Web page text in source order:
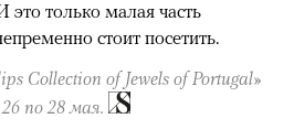
только малая часть
стоит посетить.
Collection of Jewels of Portugal»
по 28 мая.